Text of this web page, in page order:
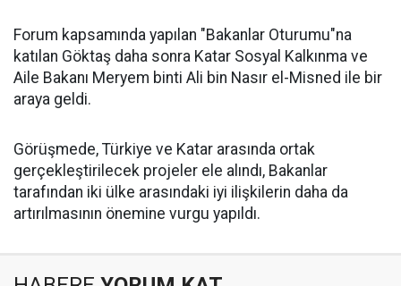
Forum kapsamında yapılan "Bakanlar Oturumu"na
katılan Göktaş daha sonra Katar Sosyal Kalkınma ve
Aile Bakanı Meryem binti Ali bin Nasır el-Misned ile bir
araya geldi.
Görüşmede, Türkiye ve Katar arasında ortak
gerçekleştirilecek projeler ele alındı, Bakanlar
tarafından iki ülke arasındaki iyi ilişkilerin daha da
artırılmasının önemine vurgu yapıldı.